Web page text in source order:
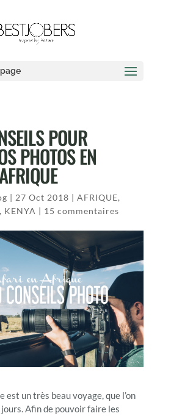
POUR
PHOTOS EN
| 27 Oct 2018 | AFRIQUE,
, KENYA | 15 commentaires
est un très beau voyage, que l’on
Afin de pouvoir faire les